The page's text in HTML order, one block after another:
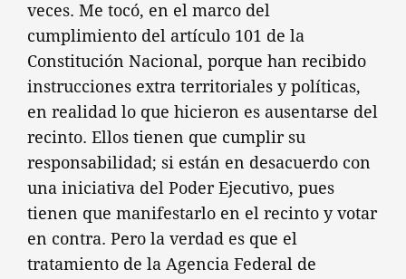
veces. Me tocó, en el marco del
cumplimiento del artículo 101 de la
Constitución Nacional, porque han recibido
instrucciones extra territoriales y políticas,
en realidad lo que hicieron es ausentarse del
recinto. Ellos tienen que cumplir su
responsabilidad; si están en desacuerdo con
una iniciativa del Poder Ejecutivo, pues
tienen que manifestarlo en el recinto y votar
en contra. Pero la verdad es que el
tratamiento de la Agencia Federal de